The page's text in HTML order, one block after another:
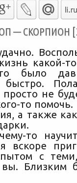
— СКОРПИОН
какой-
было
просто не
то
а также
то
вскоре
с
Близким